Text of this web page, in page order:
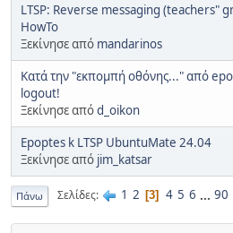
LTSP: Reverse messaging (teachers"
HowTo
Ξεκίνησε από mandarinos
Κατά την "εκπομπή οθόνης..." από
logout!
Ξεκίνησε απόd_oikon
Εpoptes k LTSP UbuntuMate 24.04
Ξεκίνησε από jim_katsar
Πάνω Σελίδες 1 2 3 4 5 6 ... 90